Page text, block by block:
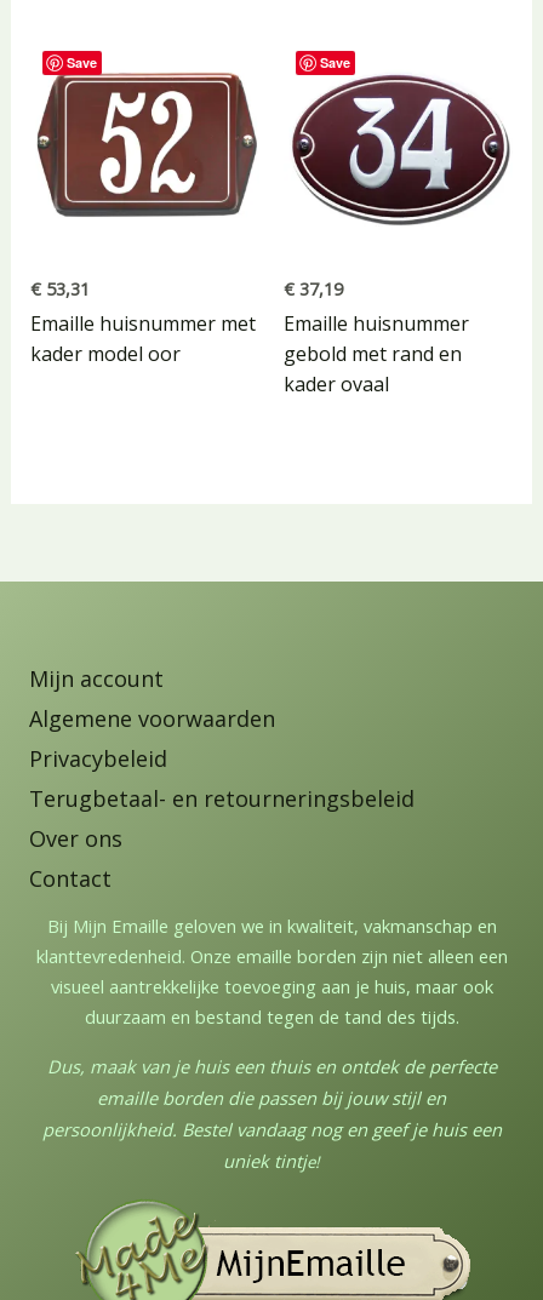
Save
€53,31
Emaille huisnummer met
kader model oor
Save
€ 37,19
Emaille huisnummer
gebold met rand en
kader ovaal
Mijn account
Algemene voorwaarden
Privacybeleid
Terugbetaal- en retourneringsbeleid
Over ons
Contact
Bij Mijn Emaille geloven we in kwaliteit, vakmanschap en
klanttevredenheid. Onze emaille borden zijn niet alleen een
visueel aantrekkelijke toevoeging aan je huis, maar ook
duurzaam en bestand tegen de tand des tijds.
Dus, maak van je huis een thuis en ontdek de perfecte
emaille borden die passen bij jouw stijl en
persoonlijkheid. Bestel vandaag nog en geef je huis een
uniek tintje!